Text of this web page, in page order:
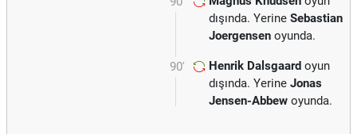
dışında. Yerine Sebastian
Joergensen oyunda.
90' Henrik Dalsgaard oyun
dışında. Yerine Jonas
Jensen-Abbew oyunda.